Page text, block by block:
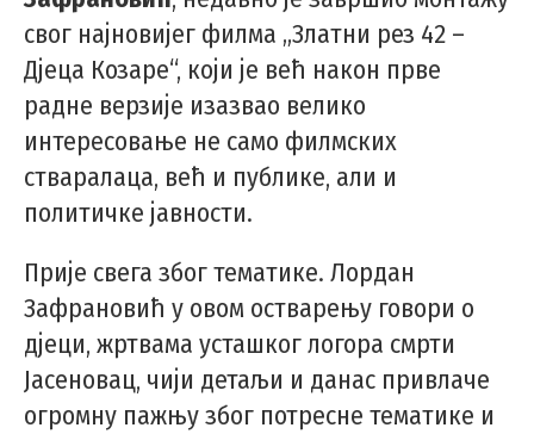
свог најновијег филма „Златни рез 42 –
Дјеца Козаре“, који је већ након прве
радне верзије изазвао велико
интересовање не само филмских
стваралаца, већ и публике, али и
политичке јавности.
Прије свега због тематике. Лордан
Зафрановић у овом остварењу говори о
дјеци, жртвама усташког логора смрти
Јасеновац, чији детаљи и данас привлаче
огромну пажњу због потресне тематике и